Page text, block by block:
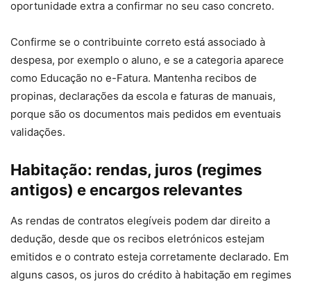
oportunidade extra a confirmar no seu caso concreto.
Confirme se o contribuinte correto está associado à
despesa, por exemplo o aluno, e se a categoria aparece
como Educação no e-Fatura. Mantenha recibos de
propinas, declarações da escola e faturas de manuais,
porque são os documentos mais pedidos em eventuais
validações.
Habitação: rendas, juros (regimes
antigos) e encargos relevantes
As rendas de contratos elegíveis podem dar direito a
dedução, desde que os recibos eletrónicos estejam
emitidos e o contrato esteja corretamente declarado. Em
alguns casos, os juros do crédito à habitação em regimes